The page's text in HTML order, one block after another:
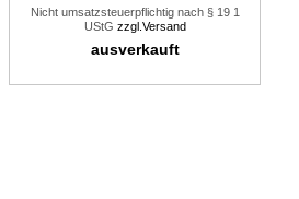
Nicht umsatzsteuerpflichtig nach § 19 1
UStGzzgl.Versand
ausverkauft